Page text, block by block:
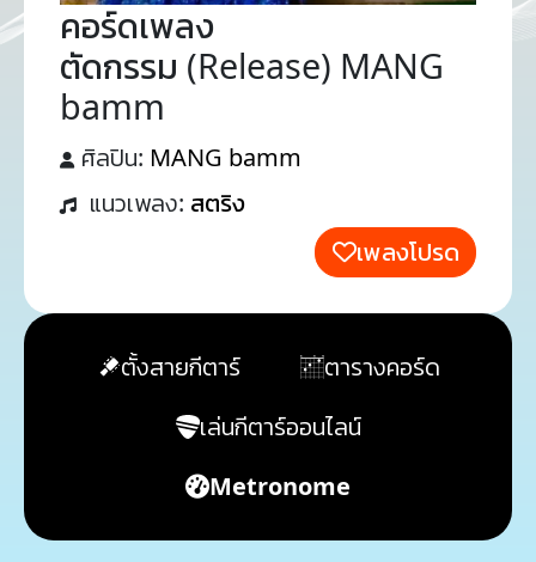
คอร์ดเพลง
ตัดกรรม (Release) MANG
bamm
ศิลปิน: MANG bamm
แนวเพลง: สตริง
เพลงโปรด
ตั้งสายกีตาร์
ตารางคอร์ด
เล่นกีตาร์ออนไลน์
Metronome